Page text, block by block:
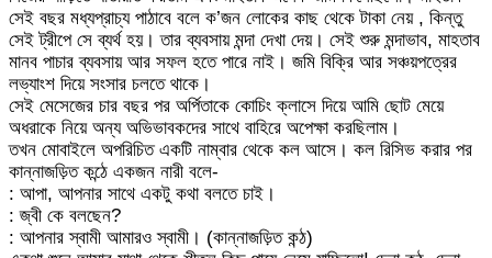
সেই বছর মধ্যপ্রাচ্য পাঠাবে বলে ক’জন লোকের কাছ থেকে টাকা নেয় , কিন্তু
সেই ট্রীপে সে ব্যর্থ হয়। তার ব্যবসায় মন্দা দেখা দেয়। সেই শুরু মন্দাভাব, মাহতাব
মানব পাচার ব্যবসায় আর সফল হতে পারে নাই। জমি বিক্রি আর সঞ্চয়পত্রের
লভ্যাংশ দিয়ে সংসার চলতে থাকে।
সেই মেসেজের চার বছর পর অর্পিতাকে কোচিং ক্লাসে দিয়ে আমি ছোট মেয়ে
অধরাকে নিয়ে অন্য অভিভাবকদের সাথে বাহিরে অপেক্ষা করছিলাম।
তখন মোবাইলে অপরিচিত একটি নাম্বার থেকে কল আসে। কল রিসিভ করার পর
কান্নাজড়িত কন্ঠে একজন নারী বলে-
: আপা, আপনার সাথে একটু কথা বলতে চাই।
: জ্বী কে বলছেন?
: আপনার স্বামী আমারও স্বামী। (কান্নাজড়িত কন্ঠ)